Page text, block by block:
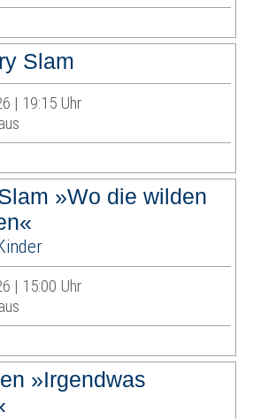
Slam
| 19:15 Uhr
»Wo die wilden
| 15:00 Uhr
»Irgendwas